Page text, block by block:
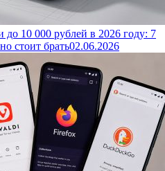
10 000 рублей в 2026 году: 7
стоит брать02.06.2026